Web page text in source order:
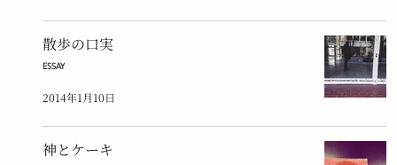
散歩の口実
ESSAY
2014年1月10日
神とケーキ